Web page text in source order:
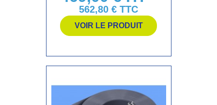
562,80 € TTC
VOIR LE PRODUIT